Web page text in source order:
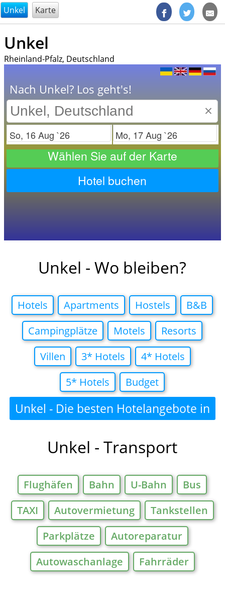
@endsectiom
Unkel Karte
Unkel
Rheinland-Pfalz, Deutschland
Nach Unkel? Los geht's!
×
Check in Check out
Wählen Sie auf der Karte
Hotel buchen
Unkel - Wo bleiben?
Hotels Apartments Hostels
B&B
Campingplätze
Motels
Resorts
Villen
3* Hotels
4* Hotels
5* Hotels
Budget
Unkel - Die besten Hotelangebote in
Unkel - Transport
Flughäfen Bahn U-Bahn
Bus
TAXI
Autovermietung
Tankstellen
Parkplätze
Autoreparatur
Autowaschanlage
Fahrräder